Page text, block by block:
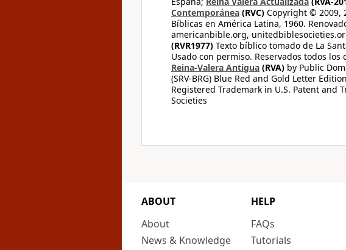
Contemporánea (RVC) Copyright © 2009,
Bíblicas en América Latina, 1960.
americanbible.org,
(RVR1977) Texto bíblico tomado de La
Usado con permiso. Reservados todos
Reina-Valera Antigua (RVA) by Public
(SRV-BRG) Blue Red and Gold Letter
Registered Trademark in U.S. Patent and
Societies
ABOUT
About
News & Knowledge
HELP
FAQs
Tutorials